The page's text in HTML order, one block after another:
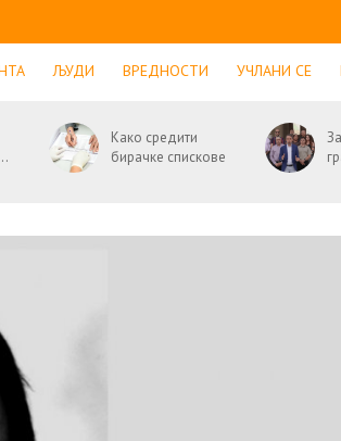
ЉУДИ ВРЕДНОСТИ УЧЛАНИ СЕ
Како средити
бирачке спискове